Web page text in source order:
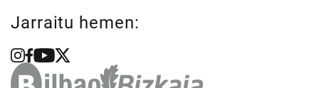
Jarraitu hemen: